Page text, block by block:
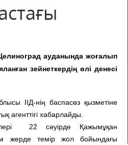
ауданында жоғалып
зейнеткердің өлі денесі
ІІД-нің баспасөз қызметіне
агенттігі хабарлайды.
22 сәуірде Қажымұқан
жерде темір жол бойындағы